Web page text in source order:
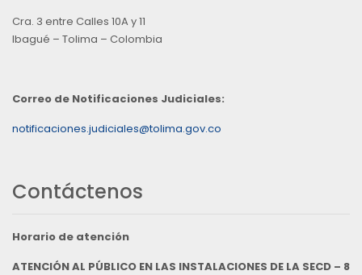
Cra. 3 entre Calles 10A y 11
Ibagué – Tolima – Colombia
Correo de Notificaciones Judiciales:
notificaciones.judiciales@tolima.gov.co
Contáctenos
Horario de atención
ATENCIÓN AL PÚBLICO EN LAS INSTALACIONES DE LA SECD – 8